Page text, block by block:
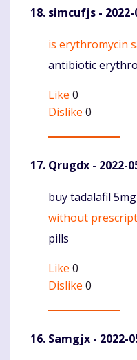
simcufjs -
Komentaras
is erythromycin
antibiotic
Like 0
Dislike 0
Qrugdx - 2022-
Komentaras
buy tadalafil
without
pills
Like 0
Dislike 0
Samgjx - 2022-